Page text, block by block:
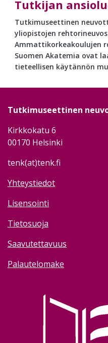
Tutkijan
Tutkimuseettinen
yliopistojen
Ammattikorkeakoulujen
Suomen Akatemia ovat
tieteellisen käytännön
Tutkimuseettinen
Kirkkokatu 6
00170 Helsinki
tenk(at)tenk.fi
Yhteystiedot
Lisensointi
Tietosuoja
Saavutettavuus
Palautelomake